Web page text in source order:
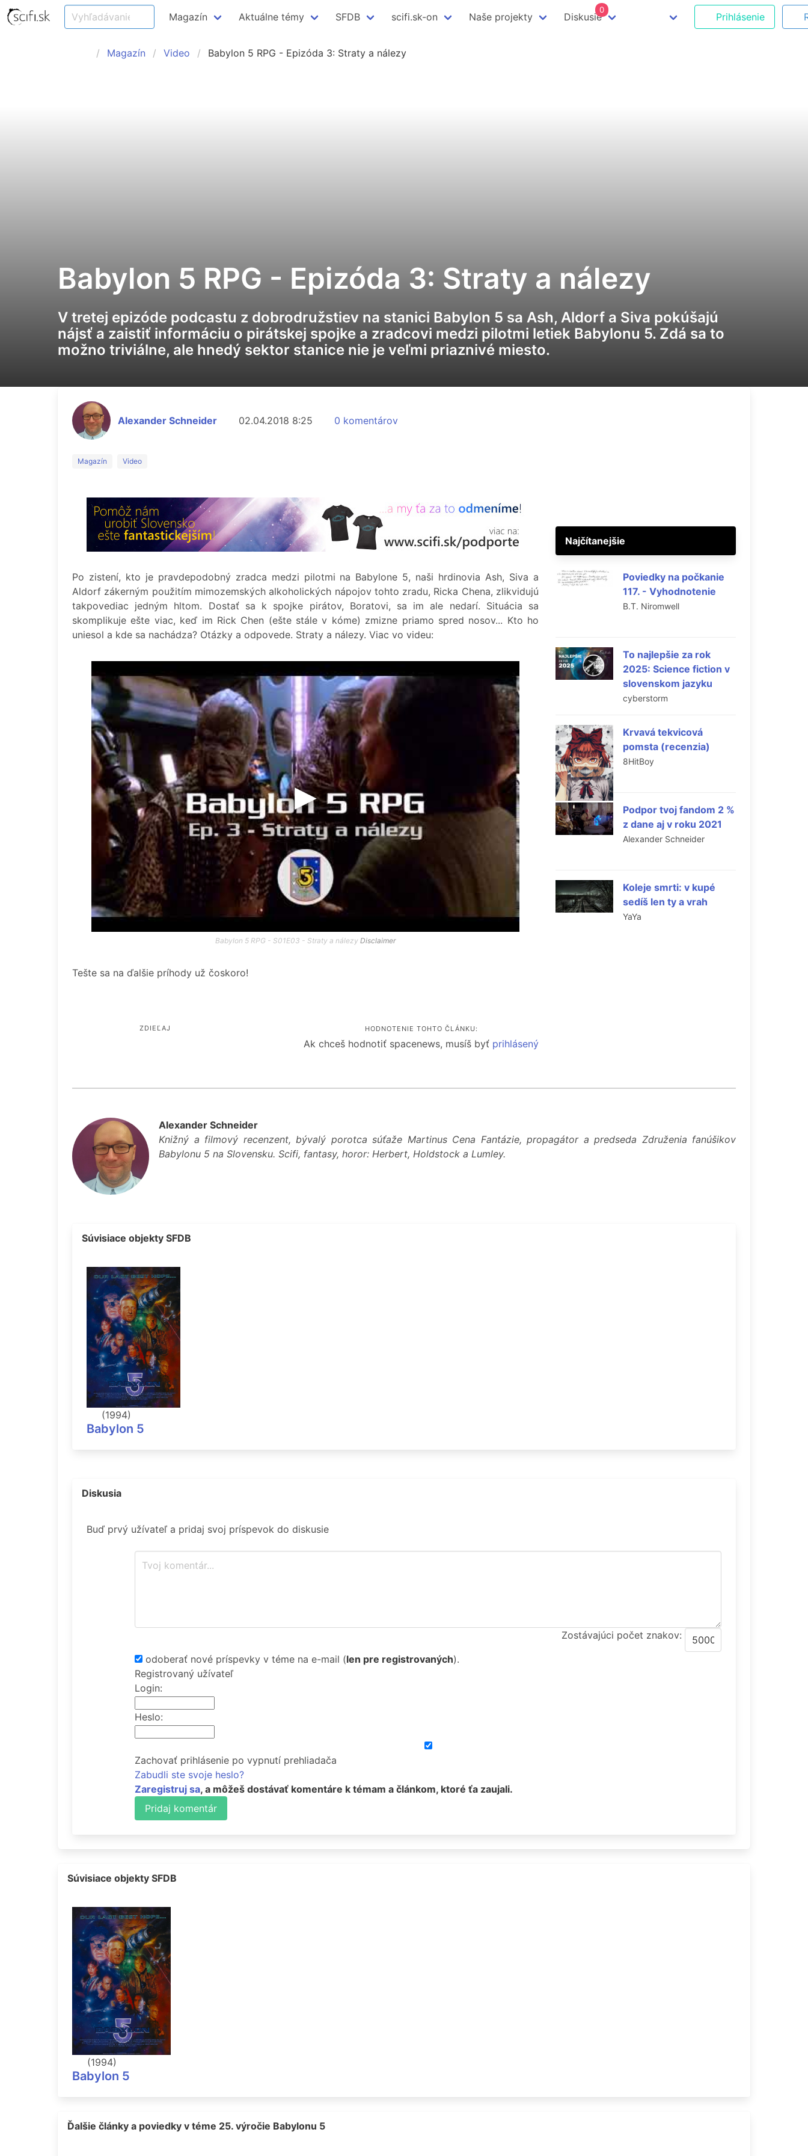
Magazín Aktuálne témy SFDB scifi.sk-on Naše projekty Diskusie
0
Prihlásenie
Magazín Video Babylon 5 RPG - Epizóda 3: Straty a nálezy
Babylon 5 RPG - Epizóda 3: Straty a nálezy
V tretej epizóde podcastu z dobrodružstiev na stanici Babylon 5 sa Ash, Aldorf a Siva pokúšajú
nájsť a zaistiť informáciu o pirátskej spojke a zradcovi medzi pilotmi letiek Babylonu 5. Zdá sa to
možno triviálne, ale hnedý sektor stanice nie je veľmi priaznivé miesto.
Alexander Schneider 02.04.2018 8:25 0 komentárov
Magazín Video
Po zistení, kto je pravdepodobný zradca medzi pilotmi na Babylone 5, naši hrdinovia Ash, Siva a
Aldorf zákerným použitím mimozemských alkoholických nápojov tohto zradu, Ricka Chena, zlikvidujú
takpovediac jedným hltom. Dostať sa k spojke pirátov, Boratovi, sa im ale nedarí. Situácia sa
skomplikuje ešte viac, keď im Rick Chen (ešte stále v kóme) zmizne priamo spred nosov... Kto ho
uniesol a kde sa nachádza? Otázky a odpovede. Straty a nálezy. Viac vo videu:
Babylon 5 RPG - S01E03 - Straty a nálezy Disclaimer
Tešte sa na ďalšie príhody už čoskoro!
Najčítanejšie
Poviedky na počkanie
117. - Vyhodnotenie
B.T. Niromwell
To najlepšie za rok
2025: Science fiction v
slovenskom jazyku
cyberstorm
Krvavá tekvicová
pomsta (recenzia)
8HitBoy
Podpor tvoj fandom 2 %
z dane aj v roku 2021
Alexander Schneider
Koleje smrti: v kupé
sedíš len ty a vrah
YaYa
ZDIEĽAJ HODNOTENIE TOHTO ČLÁNKU:
Ak chceš hodnotiť spacenews, musíš byť prihlásený
Alexander Schneider
Knižný a filmový recenzent, bývalý porotca súťaže Martinus Cena Fantázie, propagátor a predseda Združenia fanúšikov
Babylonu 5 na Slovensku. Scifi, fantasy, horor: Herbert, Holdstock a Lumley.
Súvisiace objekty SFDB
(1994)
Babylon 5
Diskusia
Buď prvý užívateľ a pridaj svoj príspevok do diskusie
Zostávajúci počet znakov:
odoberať nové príspevky v téme na e-mail (len pre registrovaných).
Registrovaný užívateľ
Login:
Heslo:
Zachovať prihlásenie po vypnutí prehliadača
Zabudli ste svoje heslo?
Zaregistruj sa, a môžeš dostávať komentáre k témam a článkom, ktoré ťa zaujali.
Pridaj komentár
Súvisiace objekty SFDB
(1994)
Babylon 5
Ďalšie články a poviedky v téme 25. výročie Babylonu 5